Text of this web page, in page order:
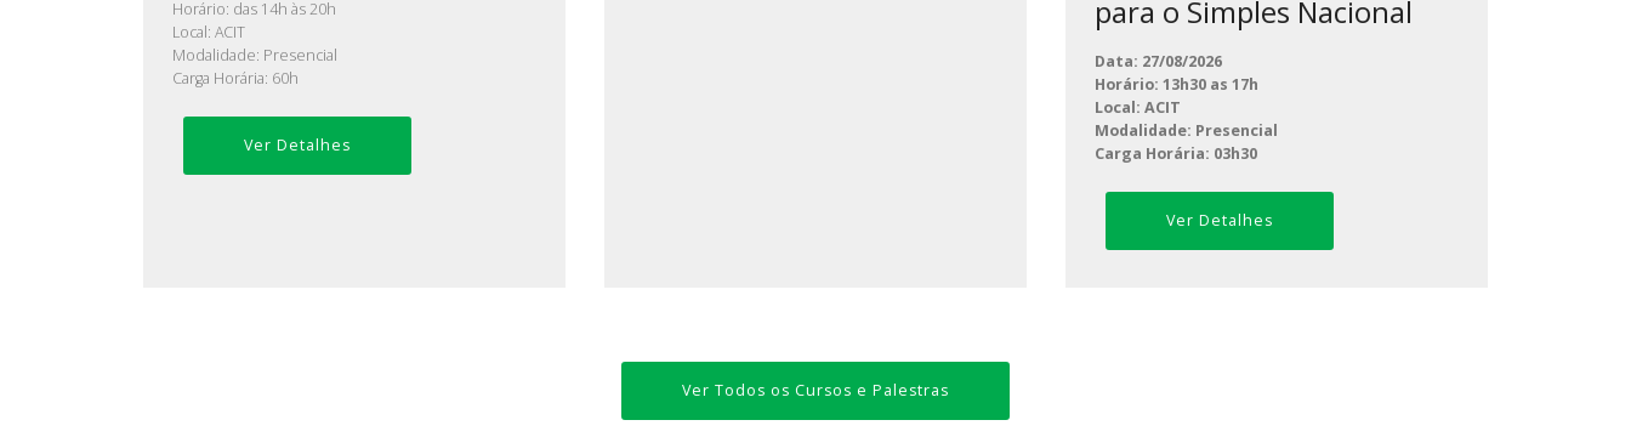
Horário: das 14h às 20h
Local: ACIT
Modalidade: Presencial
Carga Horária: 60h
Ver Detalhes
para o Simples Nacional
Data: 27/08/2026
Horário: 13h30 as 17h
Local: ACIT
Modalidade: Presencial
Carga Horária: 03h30
Ver Detalhes
Ver Todos os Cursos e Palestras